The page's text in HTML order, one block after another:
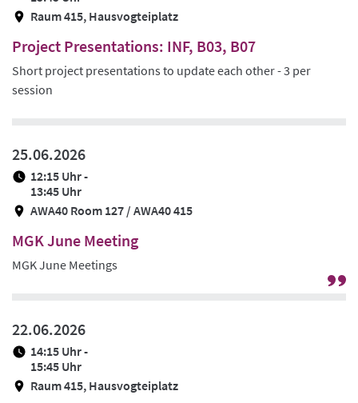
Raum 415, Hausvogteiplatz
Project Presentations: INF, B03, B07
Short project presentations to update each other - 3 per
session
25.06.2026
12:15 Uhr -
13:45 Uhr
AWA40 Room 127 / AWA40 415
MGK June Meeting
MGK June Meetings
22.06.2026
14:15 Uhr -
15:45 Uhr
Raum 415, Hausvogteiplatz